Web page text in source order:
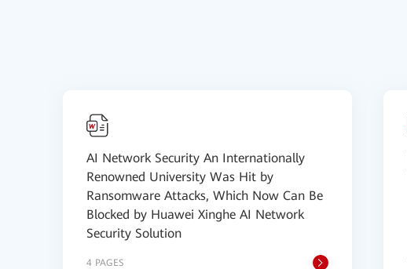
AI Network Security An Internationally
Renowned University Was Hit by
Ransomware Attacks, Which Now Can Be
Blocked by Huawei Xinghe AI Network
Security Solution
4 PAGES